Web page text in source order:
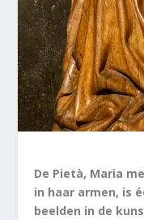
De Pietà, Maria
in haar armen, is
beelden in de